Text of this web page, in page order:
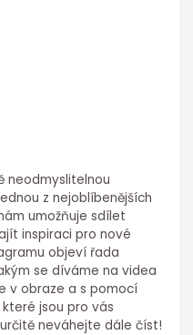
neodmyslitelnou
z nejoblíbenějších
umožňuje sdílet
inspiraci pro nové
objeví řada
se díváme na videa
v obraze a s pomocí
jsou pro vás
neváhejte dále číst!